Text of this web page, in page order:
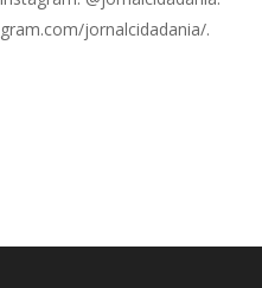
jornalcidadania/.